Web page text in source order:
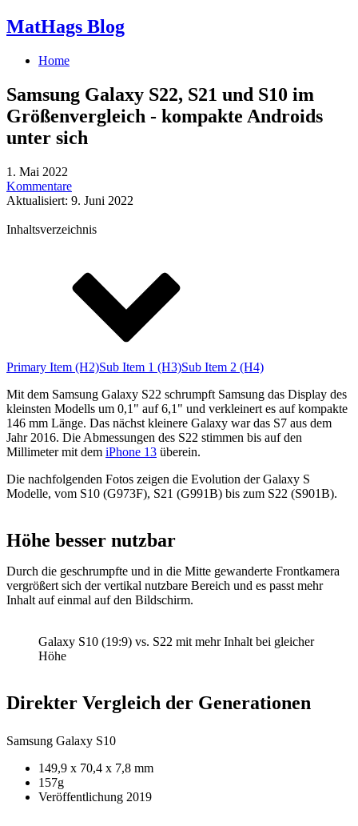
MatHags Blog
Home
Samsung Galaxy S22, S21 und S10 im
Größenvergleich - kompakte Androids
unter sich
1. Mai 2022
Kommentare
Aktualisiert: 9. Juni 2022
Inhaltsverzeichnis
Primary Item (H2)Sub Item 1 (H3)Sub Item 2 (H4)
Mit dem Samsung Galaxy S22 schrumpft Samsung das Display des
kleinsten Modells um 0,1" auf 6,1" und verkleinert es auf kompakte
146 mm Länge. Das nächst kleinere Galaxy war das S7 aus dem
Jahr 2016. Die Abmessungen des S22 stimmen bis auf den
Millimeter mit dem iPhone 13 überein.
Die nachfolgenden Fotos zeigen die Evolution der Galaxy S
Modelle, vom S10 (G973F), S21 (G991B) bis zum S22 (S901B).
Höhe besser nutzbar
Durch die geschrumpfte und in die Mitte gewanderte Frontkamera
vergrößert sich der vertikal nutzbare Bereich und es passt mehr
Inhalt auf einmal auf den Bildschirm.
Galaxy S10 (19:9) vs. S22 mit mehr Inhalt bei gleicher
Höhe
Direkter Vergleich der Generationen
Samsung Galaxy S10
149,9 x 70,4 x 7,8 mm
157g
Veröffentlichung 2019